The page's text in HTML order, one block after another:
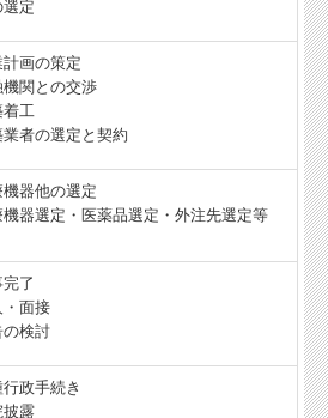
定
計画の策定
機関との交渉
工
業者の選定と契約
機器他の選定
機器選定・医薬品選定・外注先選定等
了
・面接
の検討
政手続き
披露